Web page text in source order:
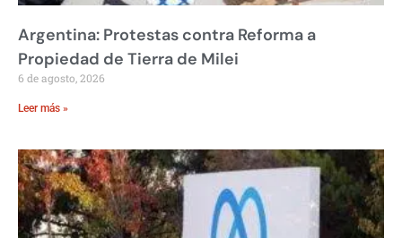
Argentina: Protestas contra Reforma a
Propiedad de Tierra de Milei
6 de agosto, 2026
Leer más »